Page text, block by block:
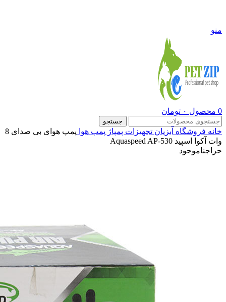
منو
0 محصول ۰ تومان
جستجو
خانه فروشگاه آبزیان تجهیزات پمپاژ پمپ هوا
پمپ هوای بی صدای 8
وات آکوا اسپید Aquaspeed AP-530
حراجناموجود